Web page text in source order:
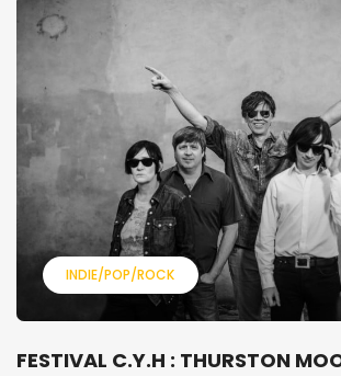
INDIE/POP/ROCK
FESTIVAL C.Y.H : THURSTON